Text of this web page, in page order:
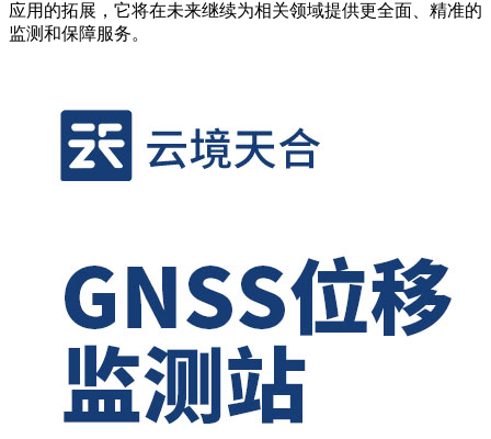
应用的拓展，它将在未来继续为相关领域提供更全面、精准的
监测和保障服务。